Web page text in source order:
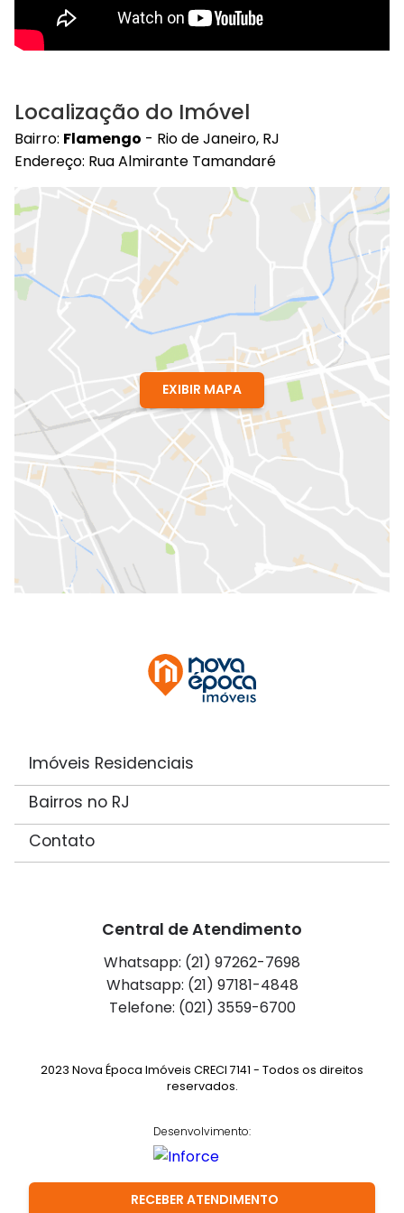
RECEBER ATENDIMENTO
Localização do Imóvel
Bairro: Flamengo - Rio de Janeiro, RJ
Endereço: Rua Almirante Tamandaré
EXIBIR MAPA
Imóveis Residenciais
Bairros no RJ
Contato
Central de Atendimento
Whatsapp: (21) 97262-7698
Whatsapp: (21) 97181-4848
Telefone: (021) 3559-6700
2023 Nova Época Imóveis CRECI 7141 - Todos os direitos
reservados.
Desenvolvimento: